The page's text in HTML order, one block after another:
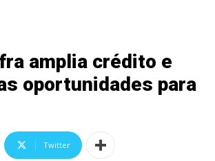
amplia crédito e
oportunidades para
Twitter